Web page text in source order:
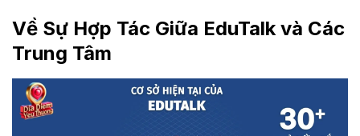
Về Sự Hợp Tác Giữa EduTalk và Các
Trung Tâm